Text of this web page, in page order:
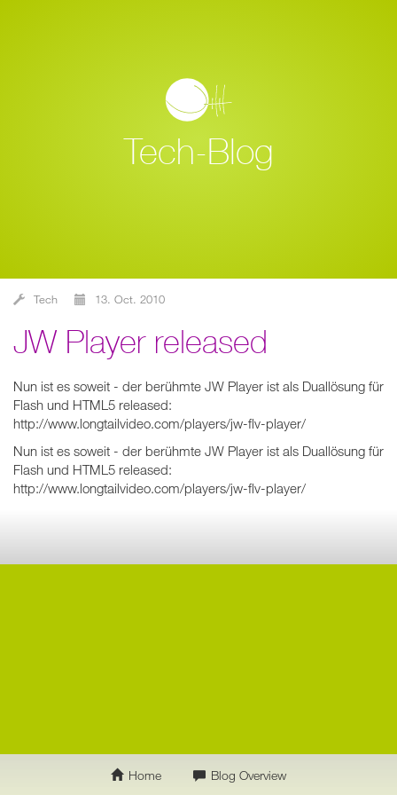
Home Blog Overview
Tech-Blog
Tech 13. Oct. 2010
JW Player released
Nun ist es soweit - der berühmte JW Player ist als Duallösung für
Flash und HTML5 released:
http://www.longtailvideo.com/players/jw-flv-player/
Nun ist es soweit - der berühmte JW Player ist als Duallösung für
Flash und HTML5 released:
http://www.longtailvideo.com/players/jw-flv-player/